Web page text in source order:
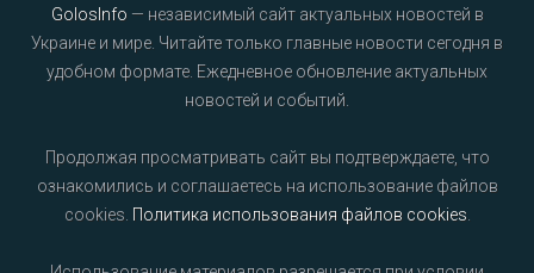
GolosInfo — независимый сайт актуальных новостей в
Украине и мире. Читайте только главные новости сегодня в
удобном формате. Ежедневное обновление актуальных
новостей и событий.
Продолжая просматривать сайт вы подтверждаете, что
ознакомились и соглашаетесь на использование файлов
cookies. Политика использования файлов cookies